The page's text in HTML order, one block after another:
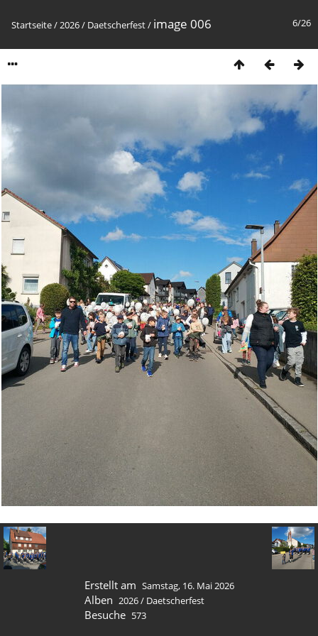
6/26
Startseite/2026/ Daetscherfest/ image 006
Erstellt am Samstag, 16. Mai 2026
Alben 2026/ Daetscherfest
Besuche 573